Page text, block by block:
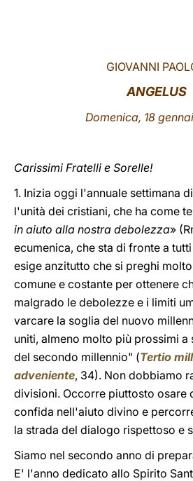
GIOVANNI
ANGELUS
Domenica, 18
Carissimi Fratelli e Sorelle!
1. Inizia oggi l'annuale settimana
l'unità dei cristiani, che ha come
in aiuto alla nostra debolezza»
ecumenica, che sta di fronte a
esige anzitutto che si preghi
comune e costante per ottenere
malgrado le debolezze e i limiti
varcare la soglia del nuovo
uniti, almeno molto più prossimi a
del secondo millennio" (Tertio
adveniente, 34). Non dobbiamo
divisioni. Occorre piuttosto osare
confida nell'aiuto divino e
la strada del dialogo rispettoso e
Siamo nel secondo anno di
E' l'anno dedicato allo Spirito